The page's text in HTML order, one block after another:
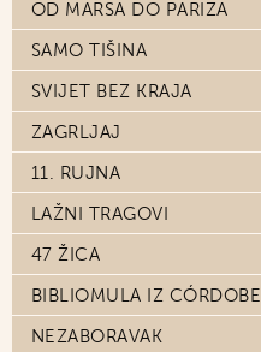
OD MARSA DO PARIZA
SAMO TIŠINA
SVIJET BEZ KRAJA
ZAGRLJAJ
11. RUJNA
LAŽNI TRAGOVI
47 ŽICA
BIBLIOMULA IZ CÓRDOBE
NEZABORAVAK